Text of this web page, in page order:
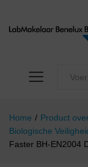
Home / Product
Biologische
Faster BH-EN2004